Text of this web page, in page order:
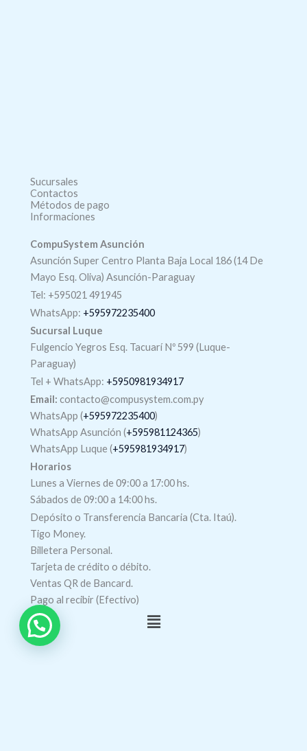
Sucursales
Contactos
Métodos de pago
Informaciones
CompuSystem Asunción
Asunción Super Centro Planta Baja Local 186 (14 De
Mayo Esq. Oliva) Asunción-Paraguay
Tel: +595021 491945
WhatsApp: +595972235400
Sucursal Luque
Fulgencio Yegros Esq. Tacuarí Nº 599 (Luque-
Paraguay)
Tel + WhatsApp: +5950981934917
Email: contacto@compusystem.com.py
WhatsApp (+595972235400)
WhatsApp Asunción (+595981124365)
WhatsApp Luque (+595981934917)
Horarios
Lunes a Viernes de 09:00 a 17:00 hs.
Sábados de 09:00 a 14:00 hs.
Depósito o Transferencia Bancaria (Cta. Itaú).
Tigo Money.
Billetera Personal.
Tarjeta de crédito o débito.
Ventas QR de Bancard.
Pago al recibir (Efectivo)
Menú